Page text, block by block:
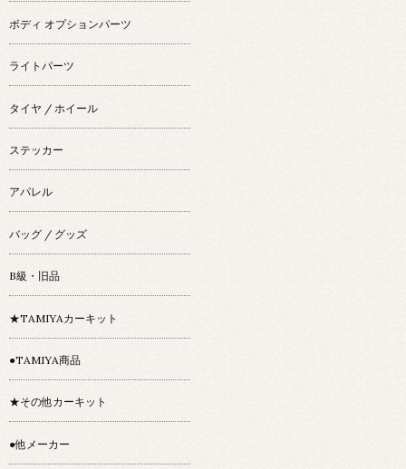
ボディ オプションパーツ
ライトパーツ
タイヤ / ホイール
ステッカー
アパレル
バッグ / グッズ
B級・旧品
★TAMIYAカーキット
●TAMIYA商品
★その他カーキット
●他メーカー